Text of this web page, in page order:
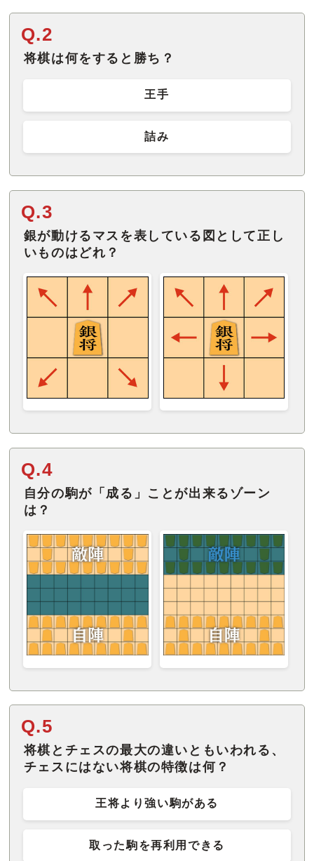
Q.2
将棋は何をすると勝ち？
王手
詰み
Q.3
銀が動けるマスを表している図として正し
いものはどれ？
Q.4
自分の駒が「成る」ことが出来るゾーン
は？
Q.5
将棋とチェスの最大の違いともいわれる、
チェスにはない将棋の特徴は何？
王将より強い駒がある
取った駒を再利用できる